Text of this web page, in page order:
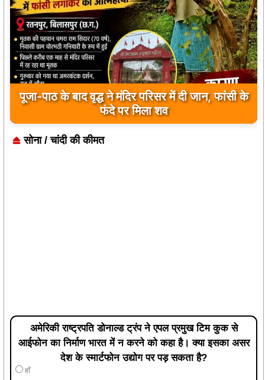
बड़ी खबर: — सोमवार को देंगे कलेक्टर को ज्ञापन :-
बिहारी सिंह टोडर
सोना / चांदी की कीमत
अमेरिकी राष्ट्रपति डोनाल्ड ट्रंप ने एपल प्रमुख टिम कुक से
आईफोन का निर्माण भारत में न करने को कहा है। क्या इसका असर
देश के स्मार्टफोन उद्योग पर पड़ सकता है?
हाँ